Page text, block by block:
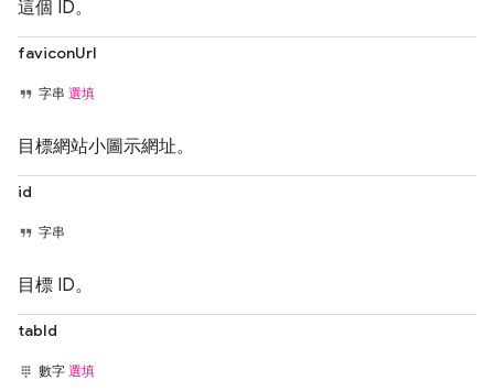
這個 ID。
faviconUrl
字串 選填
目標網站小圖示網址。
id
字串
目標 ID。
tabId
數字 選填